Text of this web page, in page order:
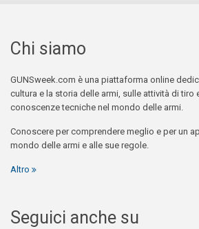
Chi siamo
GUNSweek.com è una piattaforma online
cultura e la storia delle armi, sulle attività di
conoscenze tecniche nel mondo delle armi.
Conoscere per comprendere meglio e per un
mondo delle armi e alle sue regole.
Altro
Seguici anche su